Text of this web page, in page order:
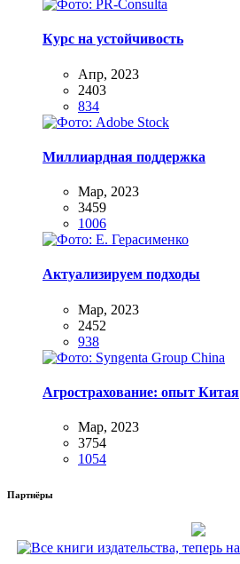
Курс на устойчивость
Апр, 2023
2403
834
Миллиардная поддержка
Мар, 2023
3459
1006
Актуализируем подходы
Мар, 2023
2452
938
Агрострахование: опыт Китая
Мар, 2023
3754
1054
Партнёры